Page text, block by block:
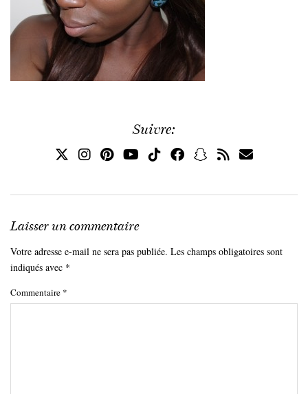
Suivre:
Laisser un commentaire
Votre adresse e-mail ne sera pas publiée. Les champs obligatoires sont
indiqués avec *
Commentaire *